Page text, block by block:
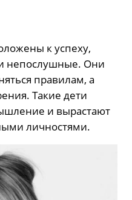
к успеху,
непослушные. Они
правилам, а
Такие дети
и вырастают
личностями.